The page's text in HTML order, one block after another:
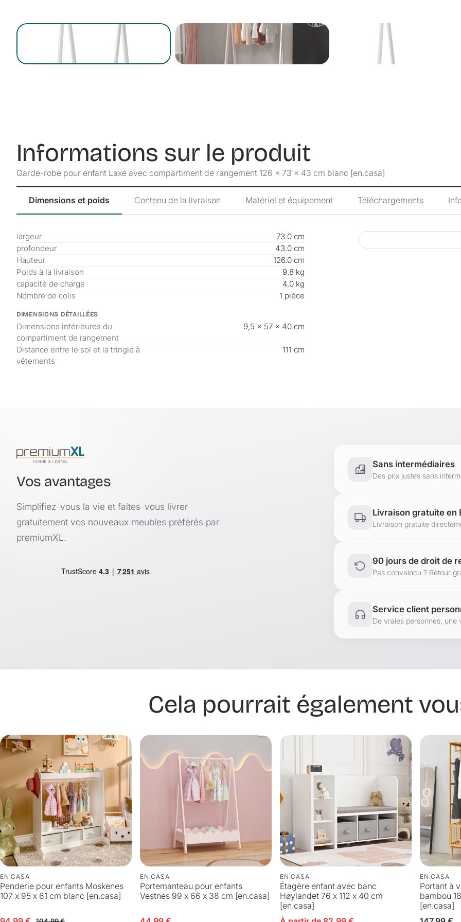
- meuble : blanc
- barre : naturel
Contenu de la
Informations sur le produit
Garde-robe pour enfant Laxe avec compartiment de rangement 126 x 73 x 43 cm blanc [en.casa]
Dimensions et poids Contenu de la livraison Matériel et équipement Téléchargements
largeur
73.0 cm
profondeur
43.0 cm
Hauteur
126.0 cm
Poids à la livraison
9.8 kg
capacité de charge
4.0 kg
Nombre de colis
1 pièce
DIMENSIONS DÉTAILLÉES
Dimensions intérieures du
compartiment de rangement
9,5 × 57 × 40 cm
Distance entre le sol et la tringle à
vêtements
111 cm
Vos avantages
Simplifiez-vous la vie et faites-vous livrer
gratuitement vos nouveaux meubles préférés par
premiumXL.
Sans intermédiaires
Des prix justes sans
Livraison gratuite en
Livraison gratuite
90 jours de droit de
Pas convaincu ? Retour
Service client
De vraies personnes, une
Cela pourrait également
EN.CASA
Penderie pour enfants Moskenes
107 x 95 x 61 cm blanc [en.casa]
EN.CASA
Portemanteau pour enfants
Vestnes 99 x 66 x 38 cm [en.casa]
EN.CASA
Étagère enfant avec banc
Høylandet 76 x 112 x 40 cm
[en.casa]
EN.CASA
Portant à
bambou
[en.casa]